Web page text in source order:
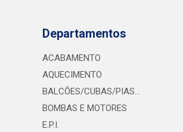
Departamentos
ACABAMENTO
AQUECIMENTO
BALCÕES/CUBAS/PIAS...
BOMBAS E MOTORES
E.P.I.